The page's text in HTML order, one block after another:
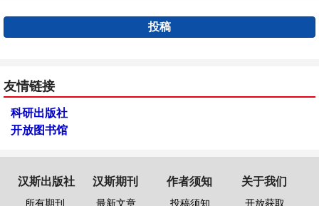
投稿
友情链接
科研出版社
开放图书馆
汉斯出版社
所有期刊
汉斯期刊
最新文章
作者须知
投稿须知
关于我们
开放获取